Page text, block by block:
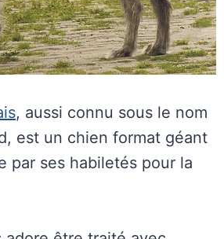
, aussi connu sous le nom
est un chien format géant
par ses habiletés pour la